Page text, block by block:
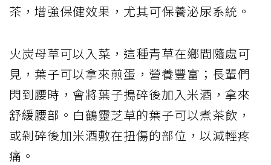
茶，增強保健效果，尤其可保養泌尿系統。
火炭母草可以入菜，這種青草在鄉間隨處可
見，葉子可以拿來煎蛋，營養豐富；長輩們
閃到腰時，會將葉子搗碎後加入米酒，拿來
舒緩腰部。白鶴靈芝草的葉子可以煮茶飲，
或剁碎後加米酒敷在扭傷的部位，以減輕疼
痛。